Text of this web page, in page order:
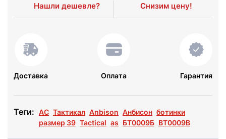
Нашли дешевле? Снизим цену!
Доставка Оплата Гарантия
Теги: АС Тактикал Anbison Анбисон ботинки
размер 39 Tactical as БТ0009Б BT0009B